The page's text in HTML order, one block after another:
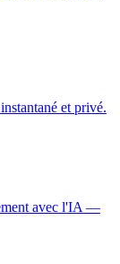
et privé.
avec l'IA —